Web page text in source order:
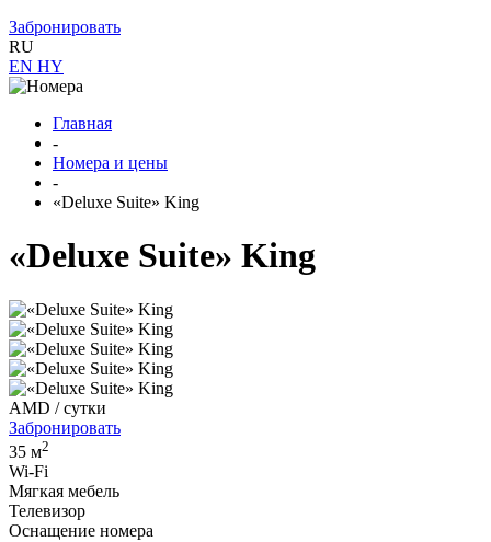
Забронировать
RU
EN HY
Главная
-
Номера и цены
-
«Deluxe Suite» King
«Deluxe Suite» King
AMD / сутки
Забронировать
35 м2
Wi-Fi
Мягкая мебель
Телевизор
Оснащение номера